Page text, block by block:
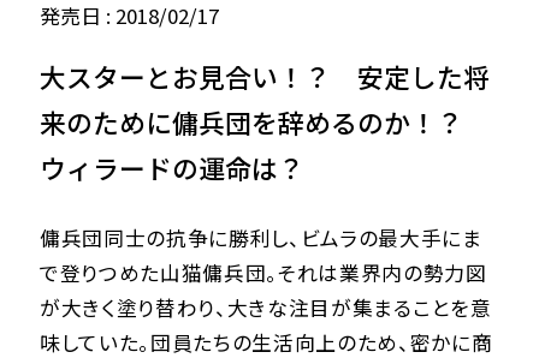
発売日 : 2018/02/17
大スターとお見合い！？ 安定した将
来のために傭兵団を辞めるのか！？
ウィラードの運命は？
傭兵団同士の抗争に勝利し、ビムラの最大手にま
で登りつめた山猫傭兵団。それは業界内の勢力図
が大きく塗り替わり、大きな注目が集まることを意
味していた。団員たちの生活向上のため、密かに商